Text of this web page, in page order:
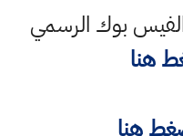
بوك الرسمي
هنا
هنا